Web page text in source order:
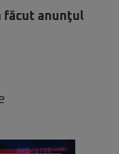
făcut anunţul